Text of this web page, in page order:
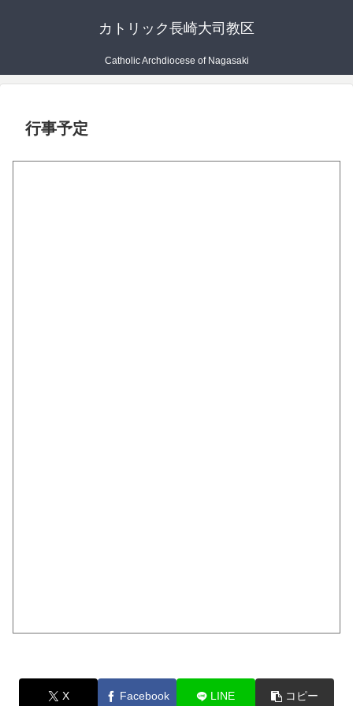
カトリック長崎大司教区
Catholic Archdiocese of Nagasaki
行事予定
X Facebook LINE コピー